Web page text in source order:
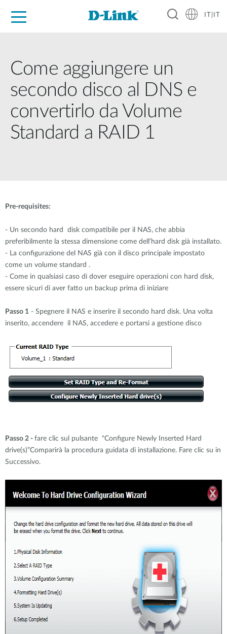
IT|IT
Come aggiungere un
secondo disco al DNS e
convertirlo da Volume
Standard a RAID 1
Pre-requisites:
- Un secondo hard disk compatibile per il NAS, che abbia
preferibilmente la stessa dimensione come dell’hard disk già installato.
- La configurazione del NAS già con il disco principale impostato
come un volume standard .
- Come in qualsiasi caso di dover eseguire operazioni con hard disk,
essere sicuri di aver fatto un backup prima di iniziare
Passo 1 - Spegnere il NAS e inserire il secondo hard disk. Una volta
inserito, accendere il NAS, accedere e portarsi a gestione disco
Passo 2 - fare clic sul pulsante "Configure Newly Inserted Hard
drive(s)”Comparirà la procedura guidata di installazione. Fare clic su in
Successivo.